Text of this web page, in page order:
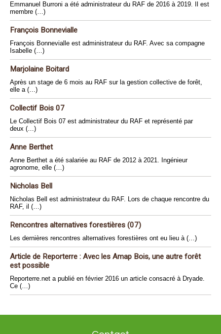
Emmanuel Burroni a été administrateur du RAF de 2016 à 2019. Il est
membre (…)
François Bonnevialle
François Bonnevialle est administrateur du RAF. Avec sa compagne
Isabelle (…)
Marjolaine Boitard
Après un stage de 6 mois au RAF sur la gestion collective de forêt,
elle a (…)
Collectif Bois 07
Le Collectif Bois 07 est administrateur du RAF et représenté par
deux (…)
Anne Berthet
Anne Berthet a été salariée au RAF de 2012 à 2021. Ingénieur
agronome, elle (…)
Nicholas Bell
Nicholas Bell est administrateur du RAF. Lors de chaque rencontre du
RAF, il (…)
Rencontres alternatives forestières (07)
Les dernières rencontres alternatives forestières ont eu lieu à (…)
Article de Reporterre : Avec les Amap Bois, une autre forêt
est possible
Reporterre.net a publié en février 2016 un article consacré à Dryade.
Ce (…)